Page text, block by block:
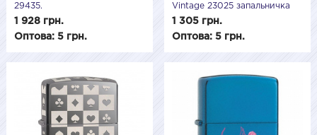
29435.
1 928 грн.
Оптова: 5 грн.
Vintage 23025 запальничка
Zippo серая хромированная
подарункова
1 305 грн.
Оптова: 5 грн.